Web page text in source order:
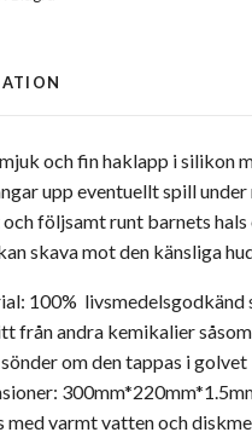
och fin haklapp i silikon
upp eventuellt spill under
följsamt runt barnets hals
skava mot den känsliga
100% livsmedelsgodkänd
från andra kemikaliersåsom
om den tappas i golvet
med varmt vatten och